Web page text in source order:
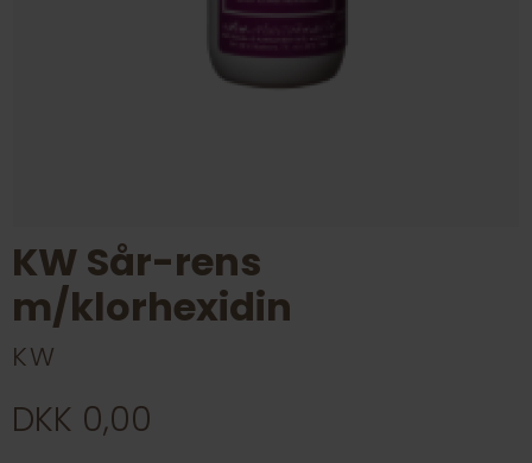
KW Sår-rens
m/klorhexidin
KW
DKK 0,00